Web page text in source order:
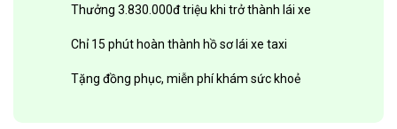
Thưởng 3.830.000đ triệu khi trở thành lái xe
Chỉ 15 phút hoàn thành hồ sơ lái xe taxi
Tặng đồng phục, miễn phí khám sức khoẻ